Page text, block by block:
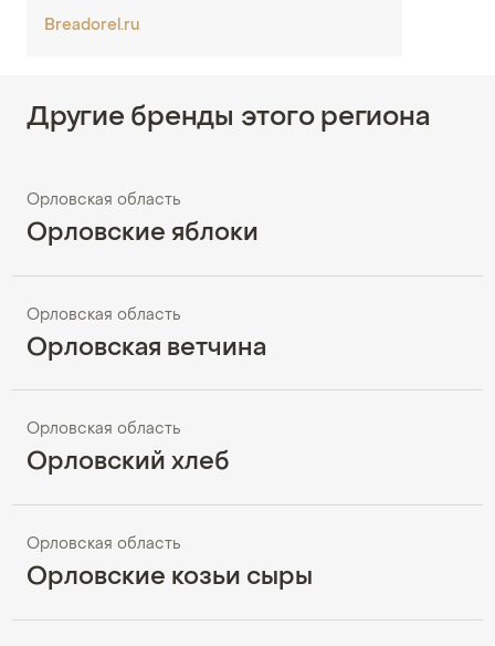
Breadorel.ru
Другие бренды этого региона
Орловская область
Орловские яблоки
Орловская область
Орловская ветчина
Орловская область
Орловский хлеб
Орловская область
Орловские козьи сыры